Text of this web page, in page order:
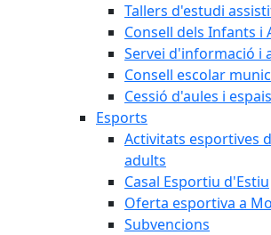
Tallers d'estudi
Consell dels Infants i
Servei d'informació i
Consell escolar
Cessió d'aules i
Esports
Activitats esportives
adults
Casal Esportiu d'Estiu
Oferta esportiva a
Subvencions